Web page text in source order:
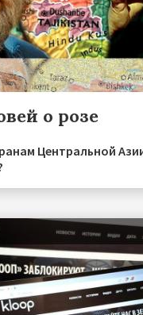
о розе
Центральной